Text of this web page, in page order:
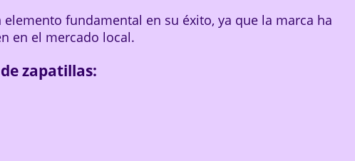
elemento fundamental en su éxito, ya que la marca ha
en el mercado local.
zapatillas: